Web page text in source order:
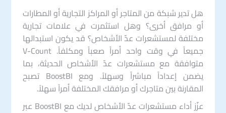
هل تدير شبكة من المتاجر أو المراكز التجارية أو المطارات
أو مرافق أخرى؟ وهل استثمرت في علامات تجارية
مختلفة لمستشعرات عدّ الأشخاص؟ قد يكون استبدالها
جميعاً في وقت واحد أمراً صعباً ومكلفاً. V-Count
متوافقة مع مستشعرات عدّ الأشخاص الحديثة، بما
يضمن إعداداً مباشراً وسهلاً. ومع BoostBI تصبح
المقارنة بين متاجرك أو مرافقك المختلفة أمراً سهلاً.
عزّز أداء مستشعرات عدّ الأشخاص لديك مع BoostBI عبر